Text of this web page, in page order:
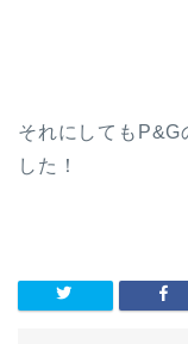
それにしてもP&G
した！